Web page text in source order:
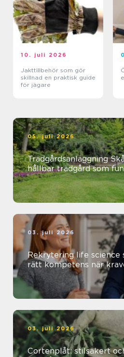
10. juli 2026
Jakttillbehör som gör
skillnad en praktisk guide
för jägare
05. juli 2026
Trädgårdsanläggning
hållbar trädgård som
03. juli 2026
Rekrytering life science så hittar företag
rätt kompetens när
03. juli 2026
Cortenplåt: stilsäkert